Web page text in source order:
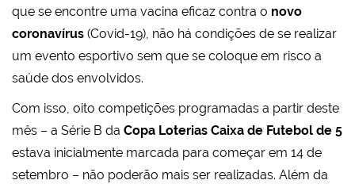
que se encontre uma vacina eficaz contra o novo
coronavírus (Covid-19), não há condições de se realizar
um evento esportivo sem que se coloque em risco a
saúde dos envolvidos.
Com isso, oito competições programadas a partir deste
mês – a Série B da Copa Loterias Caixa de Futebol de 5
estava inicialmente marcada para começar em 14 de
setembro – não poderão mais ser realizadas. Além da